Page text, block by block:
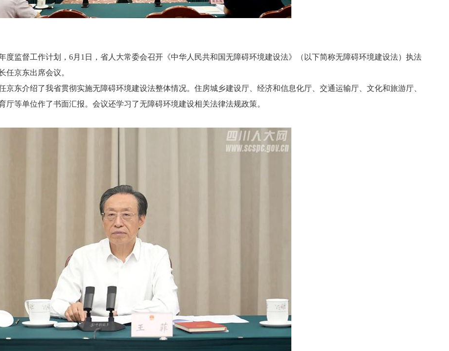
监督工作计划，6月1日，省人大常委会召开《中华人民共和国无障碍环境建设法》（以下简称无障碍环境建设法）执法
任京东出席会议。
介绍了我省贯彻实施无障碍环境建设法整体情况。住房城乡建设厅、经济和信息化厅、交通运输厅、文化和旅游厅、
等单位作了书面汇报。会议还学习了无障碍环境建设相关法律法规政策。